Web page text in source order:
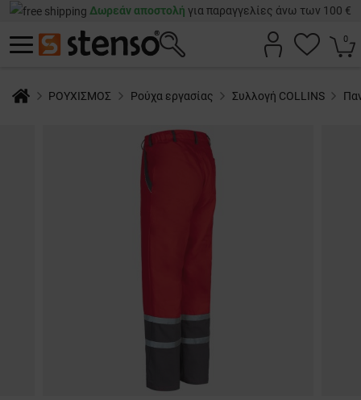
Δωρεάν αποστολή για παραγγελίες άνω των 100 €
0
ΡΟΥΧΙΣΜΟΣ Ρούχα εργασίας Συλλογή COLLINS